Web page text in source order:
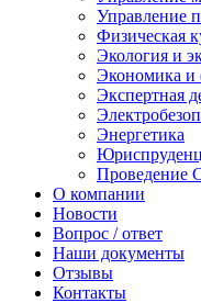
Управление
Физическая
Экология и
Экономика
Экспертная
Энергетика
Проведение
О компании
Новости
Вопрос / ответ
Наши документы
Отзывы
Контакты